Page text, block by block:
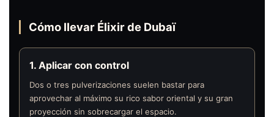
Cómo llevar Élixir de Dubaï
1. Aplicar con control
Dos o tres pulverizaciones suelen bastar para
aprovechar al máximo su rico sabor oriental y su gran
proyección sin sobrecargar el espacio.